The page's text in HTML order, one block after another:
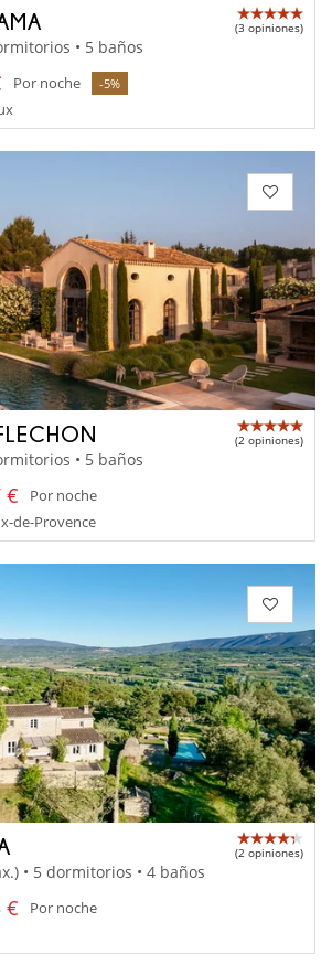
(3 opiniones)
• 5 baños
Por noche -5%
(2 opiniones)
• 5 baños
€
Por noche
de-Provence
(2 opiniones)
• 5 dormitorios • 4 baños
€
Por noche